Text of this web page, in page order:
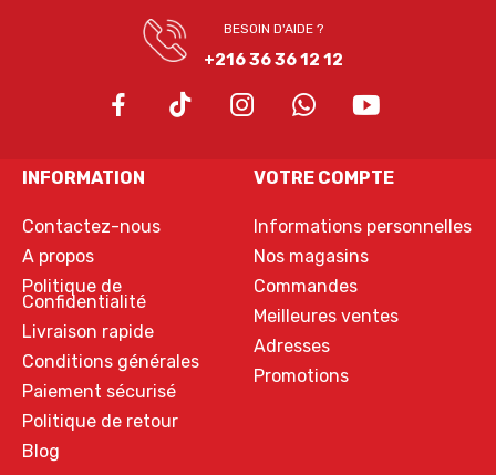
BESOIN D'AIDE ?
+216 36 36 12 12
INFORMATION
Contactez-nous
A propos
Politique de
Confidentialité
Livraison rapide
Conditions générales
Paiement sécurisé
Politique de retour
Blog
VOTRE COMPTE
Informations personnelles
Nos magasins
Commandes
Meilleures ventes
Adresses
Promotions